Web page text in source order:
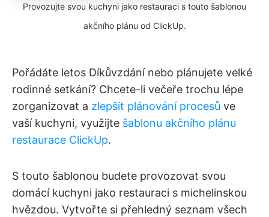
Provozujte svou kuchyni jako restauraci s touto šablonou
akčního plánu od ClickUp.
Pořádáte letos Díkůvzdání nebo plánujete velké
rodinné setkání? Chcete-li večeře trochu lépe
zorganizovat a zlepšit plánování procesů ve
vaší kuchyni, využijte šablonu akčního plánu
restaurace ClickUp.
S touto šablonou budete provozovat svou
domácí kuchyni jako restauraci s michelinskou
hvězdou. Vytvořte si přehledný seznam všech